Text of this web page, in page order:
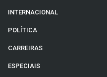
INTERNACIONAL
POLÍTICA
CARREIRAS
ESPECIAIS